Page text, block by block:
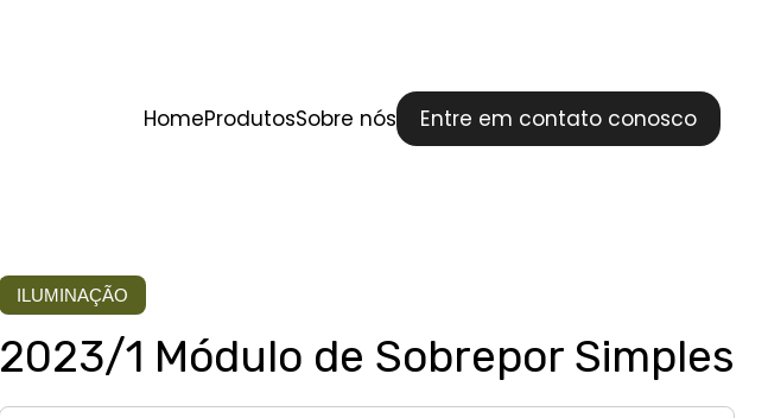
HomeProdutosSobre nós Entre em contato conosco
ILUMINAÇÃO
2023/1 Módulo de Sobrepor Simples